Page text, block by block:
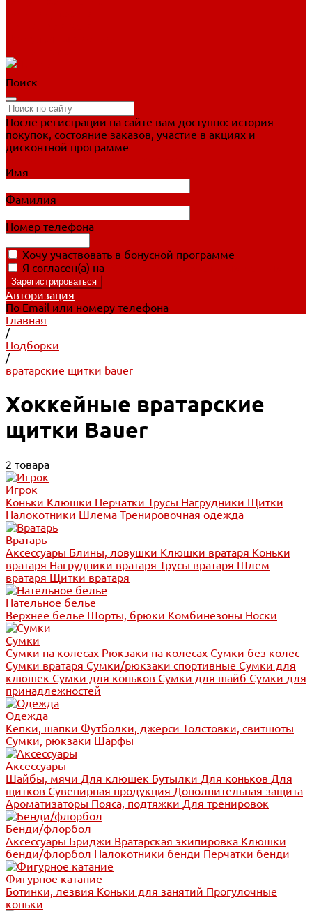
Поиск
После регистрации на сайте вам доступно: история
покупок, состояние заказов, участие в акциях и
дисконтной программе
Имя
Фамилия
Номер телефона
Хочу участвовать в бонусной программе
Я согласен(а) на
Авторизация
По Email или номеру телефона
Главная
/
Подборки
/
вратарские щитки bauer
Хоккейные вратарские
щитки Bauer
2 товара
Игрок
Коньки Клюшки Перчатки Трусы Нагрудники Щитки
Налокотники Шлема Тренировочная одежда
Вратарь
Аксессуары Блины, ловушки Клюшки вратаря Коньки
вратаря Нагрудники вратаря Трусы вратаря Шлем
вратаря Щитки вратаря
Нательное белье
Верхнее белье Шорты, брюки Комбинезоны Носки
Сумки
Сумки на колесах Рюкзаки на колесах Сумки без колес
Сумки вратаря Сумки/рюкзаки спортивные Сумки для
клюшек Сумки для коньков Сумки для шайб Сумки для
принадлежностей
Одежда
Кепки, шапки Футболки, джерси Толстовки, свитшоты
Сумки, рюкзаки Шарфы
Аксессуары
Шайбы, мячи Для клюшек Бутылки Для коньков Для
щитков Сувенирная продукция Дополнительная защита
Ароматизаторы Пояса, подтяжки Для тренировок
Бенди/флорбол
Аксессуары Бриджи Вратарская экипировка Клюшки
бенди/флорбол Налокотники бенди Перчатки бенди
Фигурное катание
Ботинки, лезвия Коньки для занятий Прогулочные
коньки